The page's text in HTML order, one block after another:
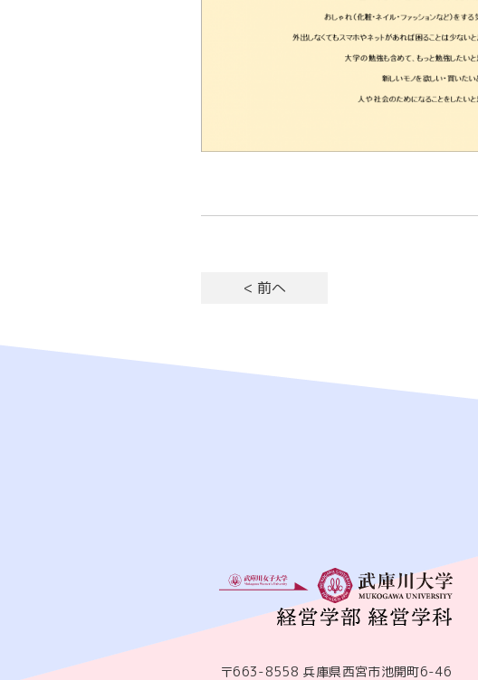
< 前へ
〒663-8558 兵庫県西宮市池開町6-46